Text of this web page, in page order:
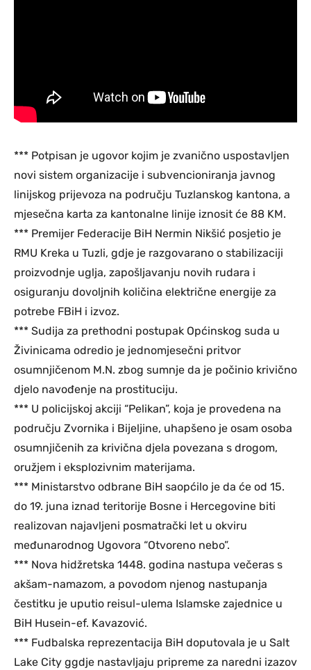
*** Potpisan je ugovor kojim je zvanično uspostavljen
novi sistem organizacije i subvencioniranja javnog
linijskog prijevoza na području Tuzlanskog kantona, a
mjesečna karta za kantonalne linije iznosit će 88 KM.
*** Premijer Federacije BiH Nermin Nikšić posjetio je
RMU Kreka u Tuzli, gdje je razgovarano o stabilizaciji
proizvodnje uglja, zapošljavanju novih rudara i
osiguranju dovoljnih količina električne energije za
potrebe FBiH i izvoz.
*** Sudija za prethodni postupak Općinskog suda u
Živinicama odredio je jednomjesečni pritvor
osumnjičenom M.N. zbog sumnje da je počinio krivično
djelo navođenje na prostituciju.
*** U policijskoj akciji “Pelikan”, koja je provedena na
području Zvornika i Bijeljine, uhapšeno je osam osoba
osumnjičenih za krivična djela povezana s drogom,
oružjem i eksplozivnim materijama.
*** Ministarstvo odbrane BiH saopćilo je da će od 15.
do 19. juna iznad teritorije Bosne i Hercegovine biti
realizovan najavljeni posmatrački let u okviru
međunarodnog Ugovora “Otvoreno nebo”.
*** Nova hidžretska 1448. godina nastupa večeras s
akšam-namazom, a povodom njenog nastupanja
čestitku je uputio reisul-ulema Islamske zajednice u
BiH Husein-ef. Kavazović.
*** Fudbalska reprezentacija BiH doputovala je u Salt
Lake City ggdje nastavljaju pripreme za naredni izazov